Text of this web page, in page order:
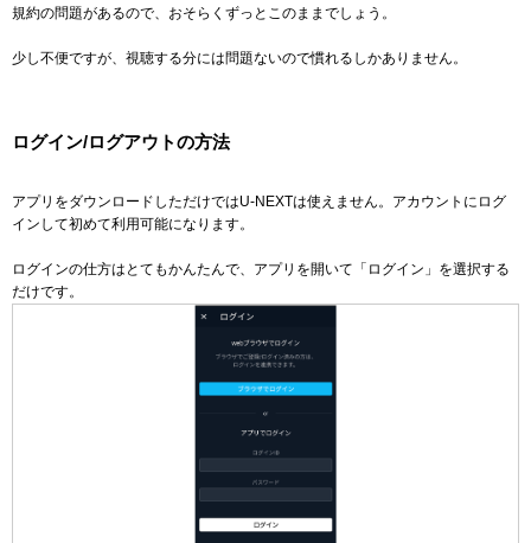
規約の問題があるので、おそらくずっとこのままでしょう。
少し不便ですが、視聴する分には問題ないので慣れるしかありません。
ログイン/ログアウトの方法
アプリをダウンロードしただけではU-NEXTは使えません。アカウントにログ
インして初めて利用可能になります。
ログインの仕方はとてもかんたんで、アプリを開いて「ログイン」を選択する
だけです。